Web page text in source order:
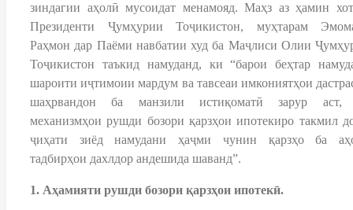
зиндагии аҳолӣ мусоидат менамояд. Маҳз аз ҳамин
Президенти Ҷумҳурии Тоҷикистон, муҳтарам
Раҳмон дар Паёми навбатии худ ба Маҷлиси Олии
Тоҷикистон таъкид намуданд, ки “барои беҳтар
шароити иҷтимоии мардум ва тавсеаи имкониятҳои
шаҳрвандон ба манзили истиқоматӣ зарур аст,
механизмҳои рушди бозори қарзҳои ипотекиро такмил
ҷиҳати зиёд намудани ҳаҷми чунин қарзҳо ба
тадбирҳои дахлдор андешида шаванд”.
1. Аҳамияти рушди бозори қарзҳои ипотекӣ.